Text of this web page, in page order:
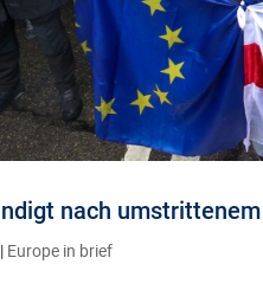
nach
| Europe in brief